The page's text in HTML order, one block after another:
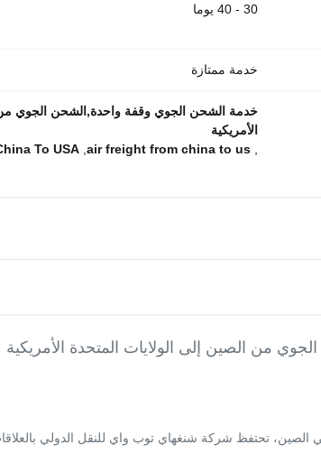
30 - 40 يوما
خدمة ممتازة
خدمة الشحن الجوي وقفة واحدة,الشحن الجوي من
الأمريكية
air freight from china to us
To USA
من الصين إلى الولايات المتحدة الأمريكية
تحتفظ شركة شنغهاي توب واي للنقل الدولي